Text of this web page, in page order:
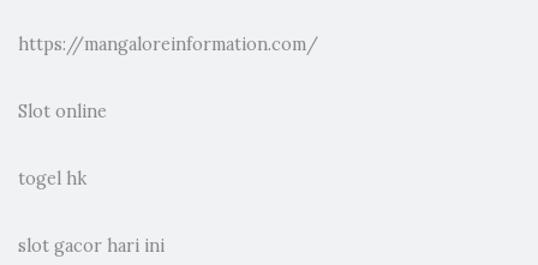
https://mangaloreinformation.com/
Slot online
togel hk
slot gacor hari ini